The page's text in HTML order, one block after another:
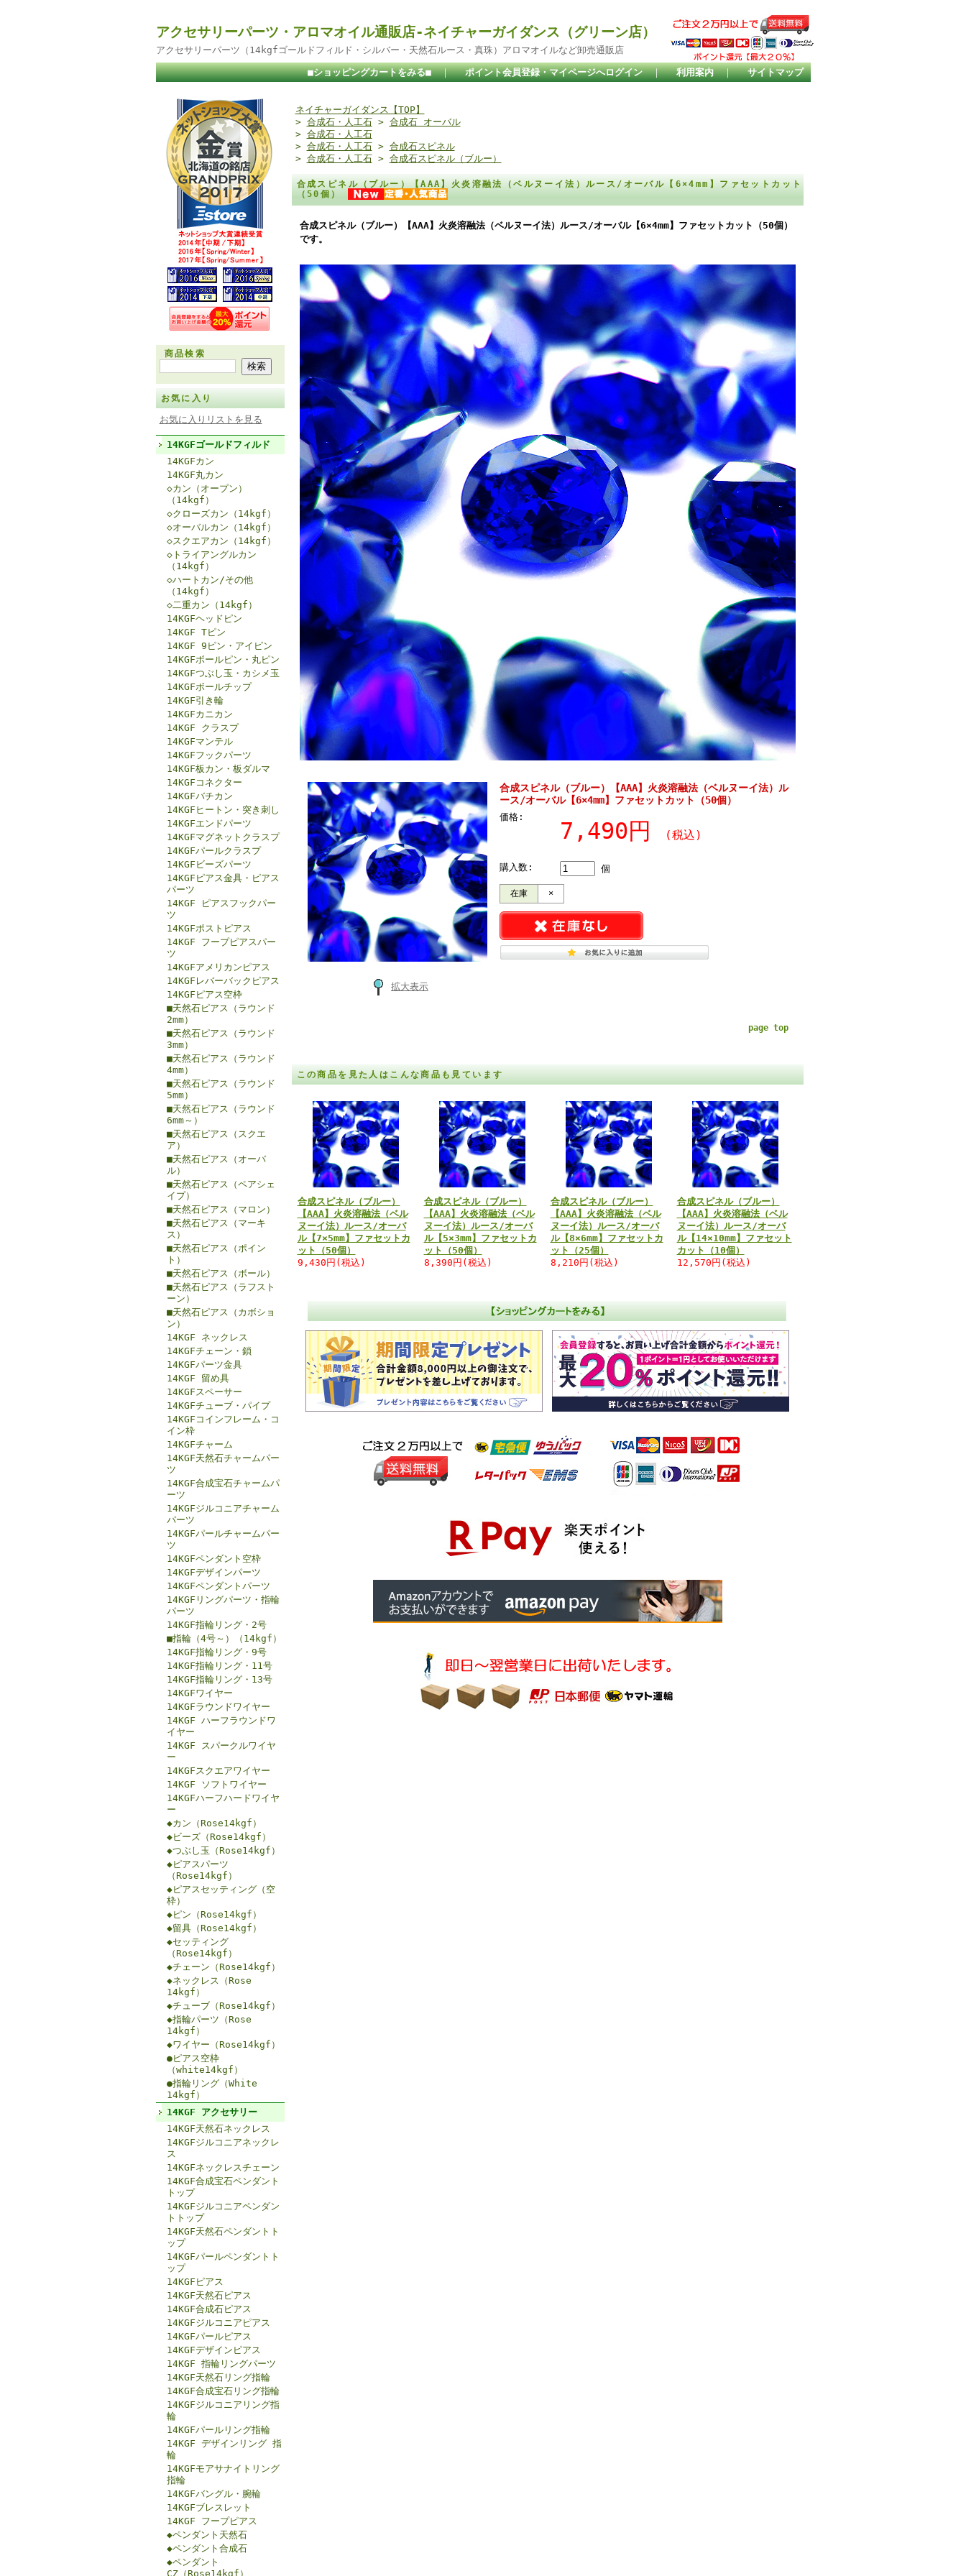
アクセサリーパーツ・アロマオイル通販店-ネイチャーガイダンス（グリーン店）
アクセサリーパーツ（14kgfゴールドフィルド・シルバー・天然石ルース・真珠）アロマオイルなど卸売通販店
■ショッピングカートをみる■ ｜ ポイント会員登録・マイページへログイン ｜ 利用案内 ｜ サイトマップ
商品検索
お気に入り
お気に入りリストを見る
14KGFゴールドフィルド
14KGFカン
14KGF丸カン
◇カン（オープン）
（14kgf）
◇クローズカン（14kgf）
◇オーバルカン（14kgf）
◇スクエアカン（14kgf）
◇トライアングルカン
（14kgf）
◇ハートカン/その他
（14kgf）
◇二重カン（14kgf）
14KGFヘッドピン
14KGF Tピン
14KGF 9ピン・アイピン
14KGFボールピン・丸ピン
14KGFつぶし玉・カシメ玉
14KGFボールチップ
14KGF引き輪
14KGFカニカン
14KGF クラスプ
14KGFマンテル
14KGFフックパーツ
14KGF板カン・板ダルマ
14KGFコネクター
14KGFバチカン
14KGFヒートン・突き刺し
14KGFエンドパーツ
14KGFマグネットクラスプ
14KGFパールクラスプ
14KGFビーズパーツ
14KGFピアス金具・ピアス
パーツ
14KGF ピアスフックパー
ツ
14KGFポストピアス
14KGF フープピアスパー
ツ
14KGFアメリカンピアス
14KGFレバーバックピアス
14KGFピアス空枠
■天然石ピアス（ラウンド
2mm）
■天然石ピアス（ラウンド
3mm）
■天然石ピアス（ラウンド
4mm）
■天然石ピアス（ラウンド
5mm）
■天然石ピアス（ラウンド
6mm～）
■天然石ピアス（スクエ
ア）
■天然石ピアス（オーバ
ル）
■天然石ピアス（ペアシェ
イプ）
■天然石ピアス（マロン）
■天然石ピアス（マーキ
ス）
■天然石ピアス（ポイン
ト）
■天然石ピアス（ボール）
■天然石ピアス（ラフスト
ーン）
■天然石ピアス（カボショ
ン）
14KGF ネックレス
14KGFチェーン・鎖
14KGFパーツ金具
14KGF 留め具
14KGFスペーサー
14KGFチューブ・パイプ
14KGFコインフレーム・コ
イン枠
14KGFチャーム
14KGF天然石チャームパー
ツ
14KGF合成宝石チャームパ
ーツ
14KGFジルコニアチャーム
パーツ
14KGFパールチャームパー
ツ
14KGFペンダント空枠
14KGFデザインパーツ
14KGFペンダントパーツ
14KGFリングパーツ・指輪
パーツ
14KGF指輪リング・2号
■指輪（4号～）（14kgf）
14KGF指輪リング・9号
14KGF指輪リング・11号
14KGF指輪リング・13号
14KGFワイヤー
14KGFラウンドワイヤー
14KGF ハーフラウンドワ
イヤー
14KGF スパークルワイヤ
ー
14KGFスクエアワイヤー
14KGF ソフトワイヤー
14KGFハーフハードワイヤ
ー
◆カン（Rose14kgf）
◆ビーズ（Rose14kgf）
◆つぶし玉（Rose14kgf）
◆ピアスパーツ
（Rose14kgf）
◆ピアスセッティング（空
枠）
◆ピン（Rose14kgf）
◆留具（Rose14kgf）
◆セッティング
（Rose14kgf）
◆チェーン（Rose14kgf）
◆ネックレス（Rose
14kgf）
◆チューブ（Rose14kgf）
◆指輪パーツ（Rose
14kgf）
◆ワイヤー（Rose14kgf）
●ピアス空枠
（white14kgf）
●指輪リング（White
14kgf）
14KGF アクセサリー
14KGF天然石ネックレス
14KGFジルコニアネックレ
ス
14KGFネックレスチェーン
14KGF合成宝石ペンダント
トップ
14KGFジルコニアペンダン
トトップ
14KGF天然石ペンダントト
ップ
14KGFパールペンダントト
ップ
14KGFピアス
14KGF天然石ピアス
14KGF合成石ピアス
14KGFジルコニアピアス
14KGFパールピアス
14KGFデザインピアス
14KGF 指輪リングパーツ
14KGF天然石リング指輪
14KGF合成宝石リング指輪
14KGFジルコニアリング指
輪
14KGFパールリング指輪
14KGF デザインリング 指
輪
14KGFモアサナイトリング
指輪
14KGFバングル・腕輪
14KGFブレスレット
14KGF フープピアス
◆ペンダント天然石
◆ペンダント合成石
◆ペンダント
CZ（Rose14kgf）
ネイチャーガイダンス【TOP】
> 合成石・人工石> 合成石 オーバル
> 合成石・人工石
> 合成石・人工石> 合成石スピネル
> 合成石・人工石> 合成石スピネル（ブルー）
合成スピネル（ブルー）【AAA】火炎溶融法（ベルヌーイ法）ルース/オーバル【6×4mm】ファセットカット
（50個）
合成スピネル（ブルー）【AAA】火炎溶融法（ベルヌーイ法）ルース/オーバル【6×4mm】ファセットカット（50個）
です。
拡大表示
合成スピネル（ブルー）【AAA】火炎溶融法（ベルヌーイ法）ル
ース/オーバル【6×4mm】ファセットカット（50個）
価格:
7,490円 (税込)
購入数: 個
在庫 ×
page top
この商品を見た人はこんな商品も見ています
合成スピネル（ブルー）
【AAA】火炎溶融法（ベル
ヌーイ法）ルース/オーバ
ル【7×5mm】ファセットカ
ット（50個）
9,430円(税込)
合成スピネル（ブルー）
【AAA】火炎溶融法（ベル
ヌーイ法）ルース/オーバ
ル【5×3mm】ファセットカ
ット（50個）
8,390円(税込)
合成スピネル（ブルー）
【AAA】火炎溶融法（ベル
ヌーイ法）ルース/オーバ
ル【8×6mm】ファセットカ
ット（25個）
8,210円(税込)
合成スピネル（ブルー）
【AAA】火炎溶融法（ベル
ヌーイ法）ルース/オーバ
ル【14×10mm】ファセット
カット（10個）
12,570円(税込)